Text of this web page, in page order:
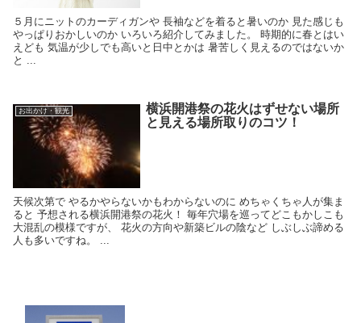
５月にニットのカーディガンや 長袖などを着ると暑いのか 見た感じも
やっぱりおかしいのか いろいろ紹介してみました。 時期的に春とはい
えども 気温が少しでも高いと日中とかは 暑苦しく見えるのではないか
と ...
お出かけ・観光
横浜開港祭の花火はずせない場所
と見える場所取りのコツ！
天候次第で やるかやらないかもわからないのに めちゃくちゃ人が集ま
ると 予想される横浜開港祭の花火！ 毎年穴場を巡ってどこもかしこも
大混乱の模様ですが、 花火の方向や新築ビルの陰など しぶしぶ諦める
人も多いですね。 ...